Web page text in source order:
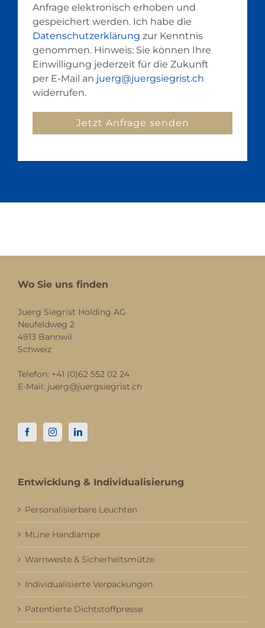
Anfrage elektronisch erhoben und
gespeichert werden. Ich habe die
Datenschutzerklärung zur Kenntnis
genommen. Hinweis: Sie können Ihre
Einwilligung jederzeit für die Zukunft
per E-Mail an juerg@juergsiegrist.ch
widerrufen.
Wo Sie uns finden
Juerg Siegrist Holding AG
Neufeldweg 2
4913 Bannwil
Schweiz
Telefon: +41 (0)62 552 02 24
E-Mail: juerg@juergsiegrist.ch
Entwicklung & Individualisierung
Personalisierbare Leuchten
MLine Handlampe
Warnweste & Sicherheitsmütze
Individualisierte Verpackungen
Patentierte Dichtstoffpresse